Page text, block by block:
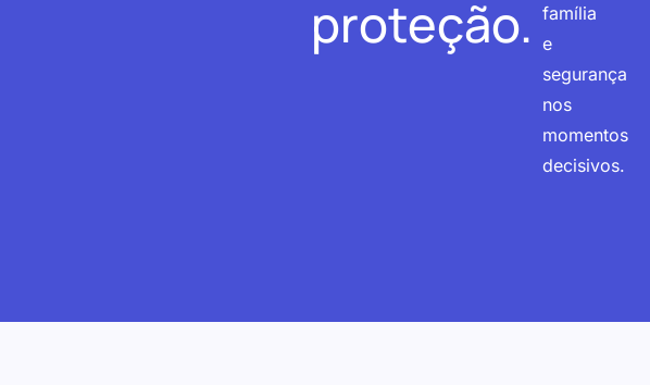
proteção.
família
e
segurança
nos
momentos
decisivos.